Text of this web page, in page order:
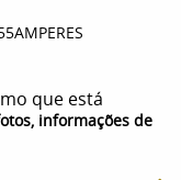
que está
informações de